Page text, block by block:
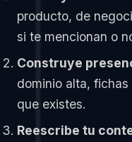
producto, de
si te mencionan o
Construye
dominio alta,
que existes.
Reescribe tu